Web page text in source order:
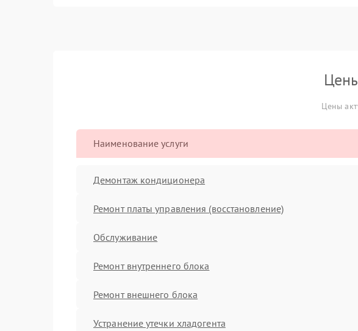
Цены
Наименование услуги
Демонтаж кондиционера
Ремонт платы управления (восстановление)
Обслуживание
Ремонт внутреннего блока
Ремонт внешнего блока
Устранение утечки хладогента